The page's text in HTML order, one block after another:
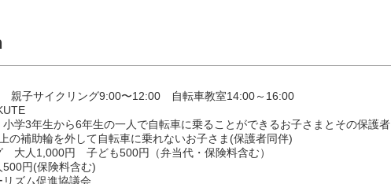
) 親子サイクリング9:00〜12:00 自転車教室14:00～16:00
学3年生から6年生の一人で自転車に乗ることができるお子さまとその保護者
輪を外して自転車に乗れないお子さま(保護者同伴)
大人1,000円 子ども500円（弁当代・保険料含む）
(保険料含む)
リズム促進協議会